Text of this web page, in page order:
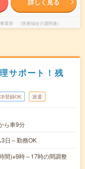
詳しく見る
業部 （医療福祉介護関連）
サポート！残
登録OK 派遣
ら車9分
日～勤務OK
)※9時～17時の間調整